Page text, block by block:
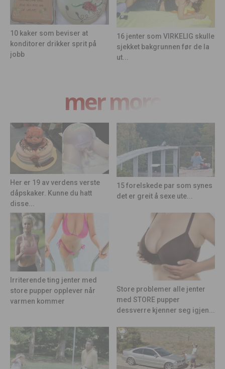
10 kaker som beviser at
konditorer drikker sprit på
jobb
16 jenter som VIRKELIG skulle
sjekket bakgrunnen før de la
ut...
mer moro
Her er 19 av verdens verste
dåpskaker. Kunne du hatt
disse...
15 forelskede par som synes
det er greit å sexe ute...
Irriterende ting jenter med
store pupper opplever når
varmen kommer
Store problemer alle jenter
med STORE pupper
dessverre kjenner seg igjen...